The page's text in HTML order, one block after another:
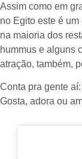
Assim como em
no Egito este é
na maioria dos
hummus e alguns
atração, também,
Conta pra gente
Gosta, adora ou